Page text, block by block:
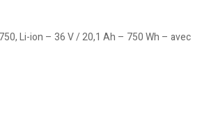
Li-ion – 36 V / 20,1 Ah – 750 Wh – avec